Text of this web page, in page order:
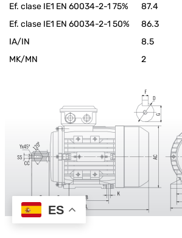
Ef. clase IE1 EN 60034-2-1 75%
87.4
Ef. clase IE1 EN 60034-2-1 50%
86.3
IA/IN
8.5
MK/MN
2
ES